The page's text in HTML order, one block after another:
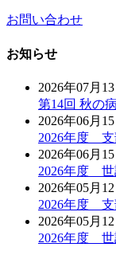
お問い合わせ
お知らせ
2026年07月13
第14回 秋の
2026年06月15
2026年度 支
2026年06月15
2026年度 世
2026年05月12
2026年度 支
2026年05月12
2026年度 世